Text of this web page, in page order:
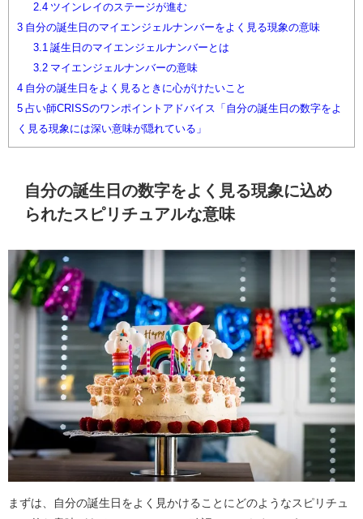
2.4ツインレイのステージが進む
3 自分の誕生日のマイエンジェルナンバーをよく見る現象の意味
3.1 誕生日のマイエンジェルナンバーとは
3.2マイエンジェルナンバーの意味
4 自分の誕生日をよく見るときに心がけたいこと
5 占い師CRISSのワンポイントアドバイス「自分の誕生日の数字をよ
く見る現象には深い意味が隠れている」
自分の誕生日の数字をよく見る現象に込め
られたスピリチュアルな意味
まずは、自分の誕生日をよく見かけることにどのようなスピリチュ